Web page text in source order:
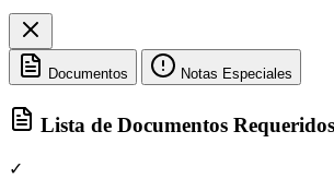
Documentos Notas Especiales
Lista de Documentos Requeridos
✓